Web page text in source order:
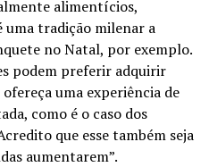
alimentícios,
uma tradição milenar a
no Natal, por exemplo.
podem preferir adquirir
uma experiência de
como é o caso dos
que esse também seja
aumentarem”.